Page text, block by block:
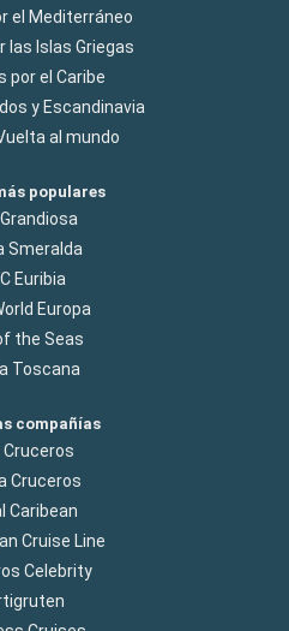
el Mediterráneo
las Islas Griegas
por el Caribe
y Escandinavia
al mundo
populares
Smeralda
Euribia
Europa
the Seas
Toscana
compañías
Cruceros
Cruceros
Caribean
Cruise Line
Celebrity